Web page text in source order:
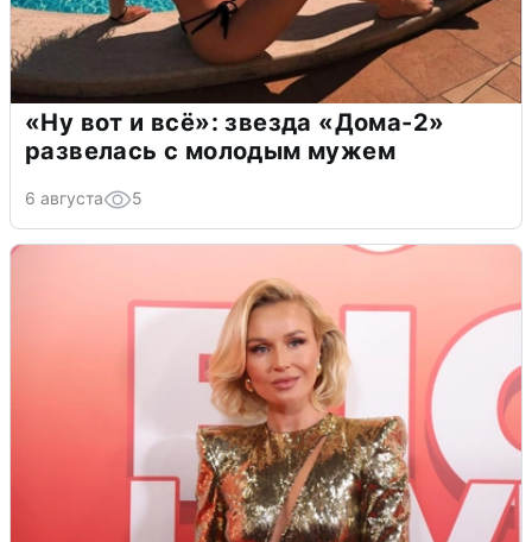
«Ну вот и всё»: звезда «Дома-2»
развелась с молодым мужем
6 августа 5